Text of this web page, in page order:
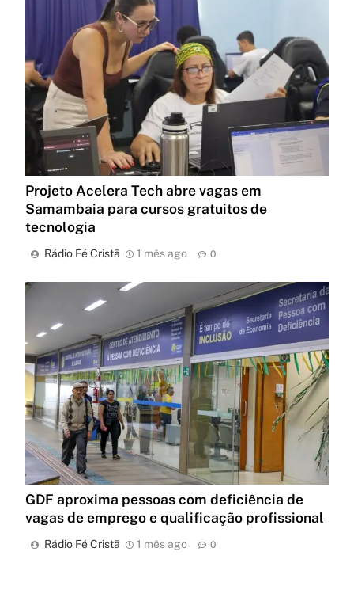
Projeto Acelera Tech abre vagas em
Samambaia para cursos gratuitos de
tecnologia
Rádio Fé Cristã 1 mês ago 0
GDF aproxima pessoas com deficiência de
vagas de emprego e qualificação profissional
Rádio Fé Cristã 1 mês ago 0